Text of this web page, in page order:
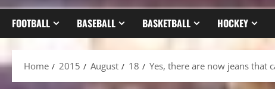
FOOTBALL BASEBALL BASKETBALL HOCKEY
Home 2015 August 18 Yes, there are now jeans that